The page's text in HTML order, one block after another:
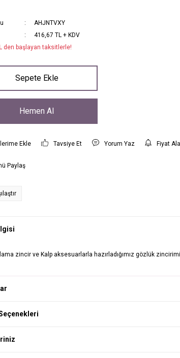
AHJNTVXY
416,67 TL + KDV
den başlayan taksitlerle!
Sepete Ekle
Hemen Al
Tavsiye Et Yorum Yaz Fiyat
Paylaş
zincir ve Kalp aksesuarlarla hazırladığımız gözlük